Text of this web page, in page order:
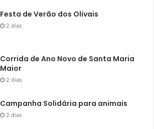
Festa de Verão dos Olivais
2 dias
Corrida de Ano Novo de Santa Maria
Maior
2 dias
Campanha Solidária para animais
2 dias